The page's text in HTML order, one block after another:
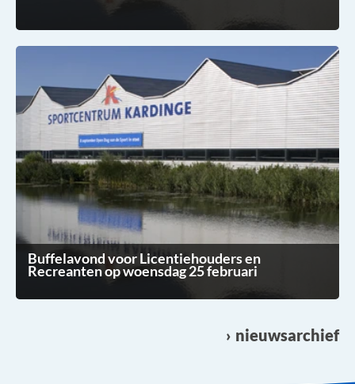
Buffelavond voor Licentiehouders en
Recreanten op woensdag 25 februari
nieuwsarchief